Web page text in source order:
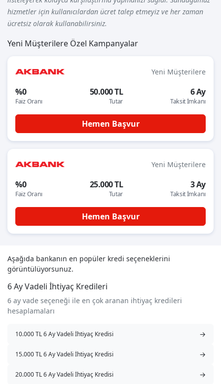
hizmetler için kullanıcılardan ücret talep etmeyiz ve her zaman
ücretsiz olarak kullanabilirsiniz.
Yeni Müşterilere Özel Kampanyalar
Yeni Müşterilere
%0
Faiz Oranı
50.000 TL
Tutar
6 Ay
Taksit İmkanı
Hemen Başvur
Yeni Müşterilere
%0
Faiz Oranı
25.000 TL
Tutar
3 Ay
Taksit İmkanı
Hemen Başvur
Aşağıda bankanın en popüler kredi seçeneklerini
görüntülüyorsunuz.
6 Ay Vadeli İhtiyaç Kredileri
6 ay vade seçeneği ile en çok aranan ihtiyaç kredileri
hesaplamaları
10.000 TL 6 Ay Vadeli İhtiyaç Kredisi →
15.000 TL 6 Ay Vadeli İhtiyaç Kredisi →
20.000 TL 6 Ay Vadeli İhtiyaç Kredisi →